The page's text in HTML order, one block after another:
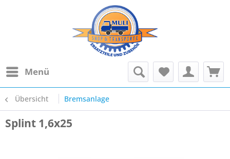
Menü
Übersicht Bremsanlage
Splint 1,6x25